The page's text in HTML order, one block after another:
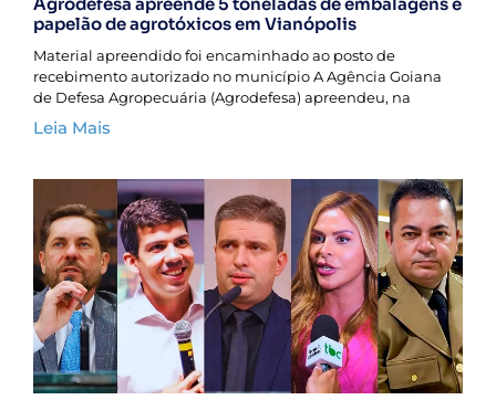
papelão de agrotóxicos em Vianópolis
Material apreendido foi encaminhado ao posto de
recebimento autorizado no município A Agência Goiana
de Defesa Agropecuária (Agrodefesa) apreendeu, na
Leia Mais